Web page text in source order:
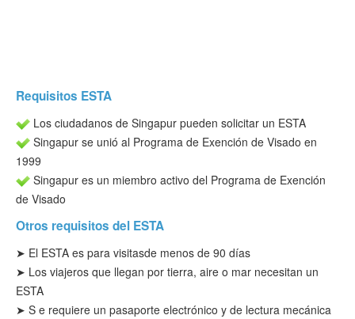
Requisitos ESTA
Los ciudadanos de Singapur pueden solicitar un ESTA
Singapur se unió al Programa de Exención de Visado en
1999
Singapur es un miembro activo del Programa de Exención
de Visado
Otros requisitos del ESTA
➤ El ESTA es para visitasde menos de 90 días
➤ Los viajeros que llegan por tierra, aire o mar necesitan un
ESTA
➤ S e requiere un pasaporte electrónico y de lectura mecánica